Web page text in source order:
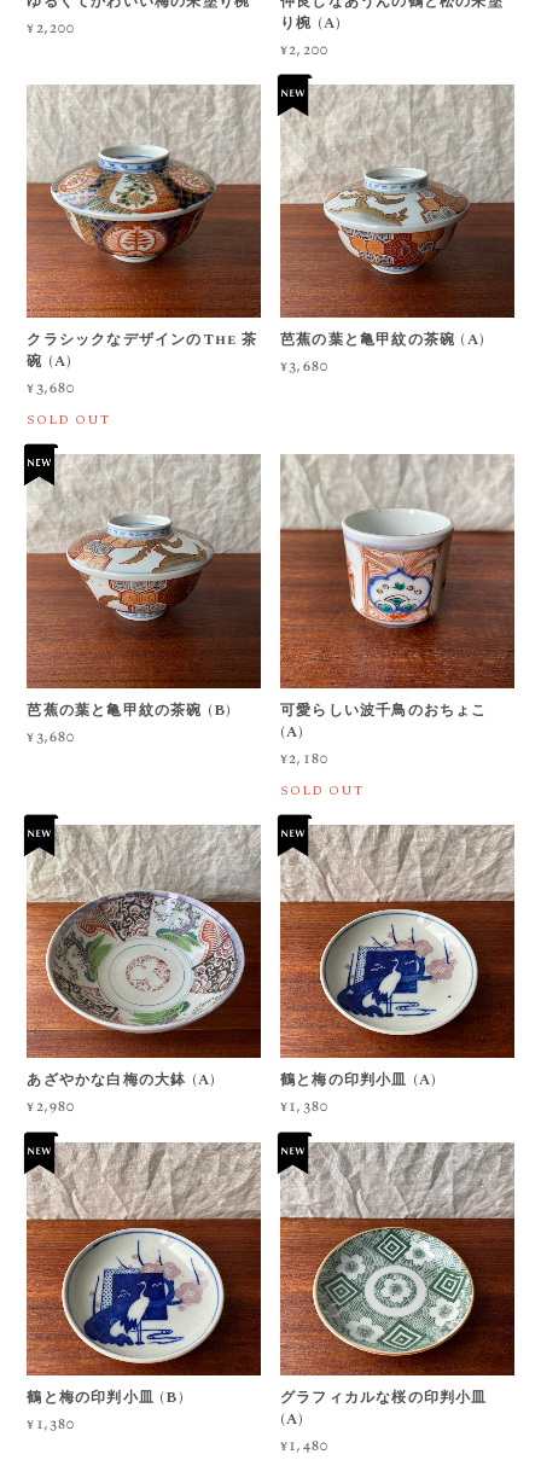
¥2,200
り椀 (A)
¥2,200
クラシックなデザインのThe 茶
碗 (A)
¥3,680
SOLD OUT
芭蕉の葉と亀甲紋の茶碗 (A)
¥3,680
芭蕉の葉と亀甲紋の茶碗 (B)
¥3,680
可愛らしい波千鳥のおちょこ
(A)
¥2,180
SOLD OUT
あざやかな白梅の大鉢 (A)
¥2,980
鶴と梅の印判小皿 (A)
¥1,380
鶴と梅の印判小皿 (B)
¥1,380
グラフィカルな桜の印判小皿
(A)
¥1,480